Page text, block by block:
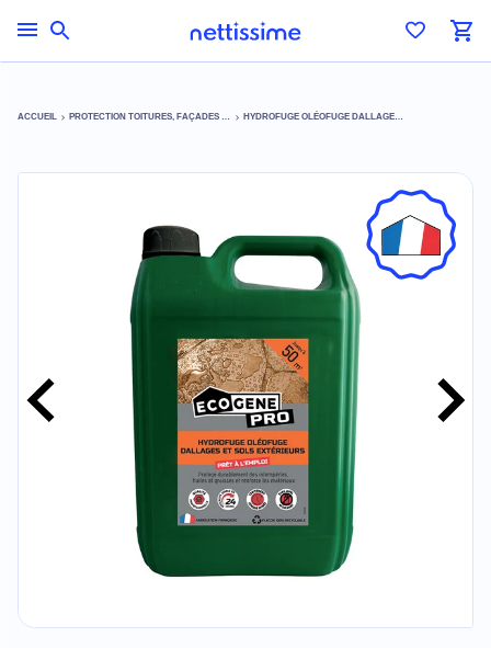
ACCUEIL PROTECTION TOITURES, FAÇADES & TERRASSES HYDROFUGE OLÉOFUGE DALLAGES ET SOLS EXTÉRIEURS PRÊT À L'EMPLOI